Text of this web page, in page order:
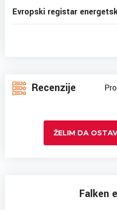
Evropski registar
Recenzije
ŽELIM DA
Falken